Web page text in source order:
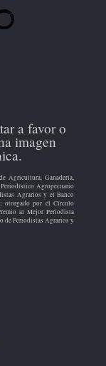
a favor o
imagen
Agricultura, Ganadería,
Agropecuario
Agrarios y el Banco
otorgado por el Círculo
al Mejor Periodista
de Periodistas Agrarios y